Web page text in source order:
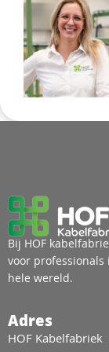
Bij HOF
voor
hele wereld.
Adres
HOF Kabelfabriek